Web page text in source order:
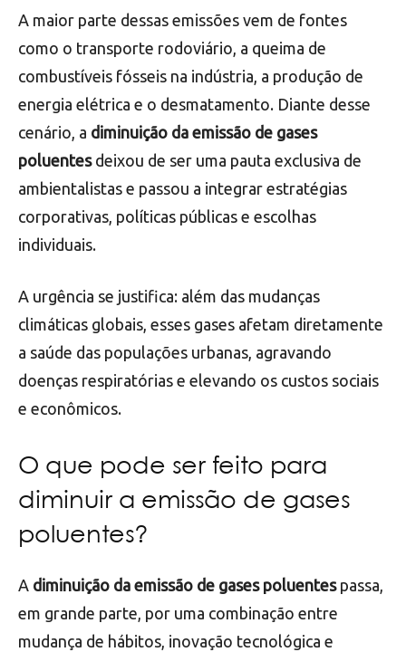
A maior parte dessas emissões vem de fontes
como o transporte rodoviário, a queima de
combustíveis fósseis na indústria, a produção de
energia elétrica e o desmatamento. Diante desse
cenário, a diminuição da emissão de gases
poluentesdeixou de ser uma pauta exclusiva de
ambientalistas e passou a integrar estratégias
corporativas, políticas públicas e escolhas
individuais.
A urgência se justifica: além das mudanças
climáticas globais, esses gases afetam diretamente
a saúde das populações urbanas, agravando
doenças respiratórias e elevando os custos sociais
e econômicos.
O que pode ser feito para
diminuir a emissão de gases
poluentes?
A diminuição da emissão de gases poluentespassa,
em grande parte, por uma combinação entre
mudança de hábitos, inovação tecnológica e